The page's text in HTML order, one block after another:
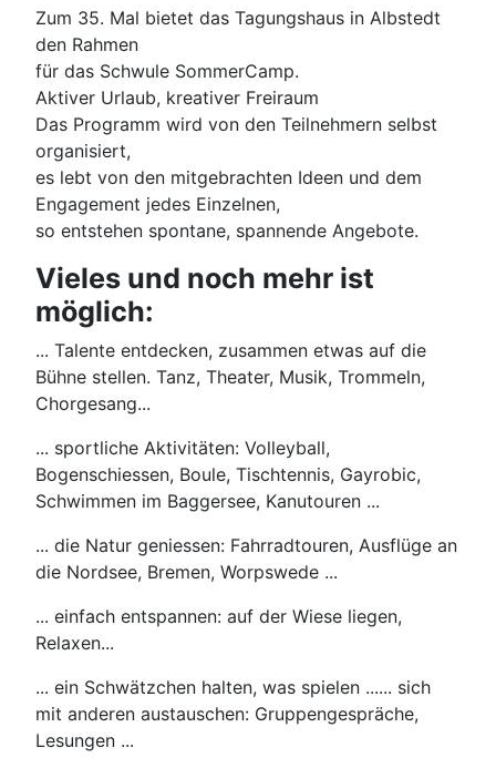
Zum 35. Mal bietet das Tagungshaus in Albstedt
den Rahmen
für das Schwule SommerCamp.
Aktiver Urlaub, kreativer Freiraum
Das Programm wird von den Teilnehmern selbst
organisiert,
es lebt von den mitgebrachten Ideen und dem
Engagement jedes Einzelnen,
so entstehen spontane, spannende Angebote.
Vieles und noch mehr ist
möglich:
... Talente entdecken, zusammen etwas auf die
Bühne stellen. Tanz, Theater, Musik, Trommeln,
Chorgesang...
... sportliche Aktivitäten: Volleyball,
Bogenschiessen, Boule, Tischtennis, Gayrobic,
Schwimmen im Baggersee, Kanutouren ...
... die Natur geniessen: Fahrradtouren, Ausflüge an
die Nordsee, Bremen, Worpswede ...
... einfach entspannen: auf der Wiese liegen,
Relaxen...
... ein Schwätzchen halten, was spielen ...... sich
mit anderen austauschen: Gruppengespräche,
Lesungen ...